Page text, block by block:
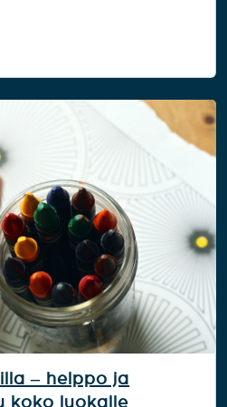
– helppo ja
koko luokalle